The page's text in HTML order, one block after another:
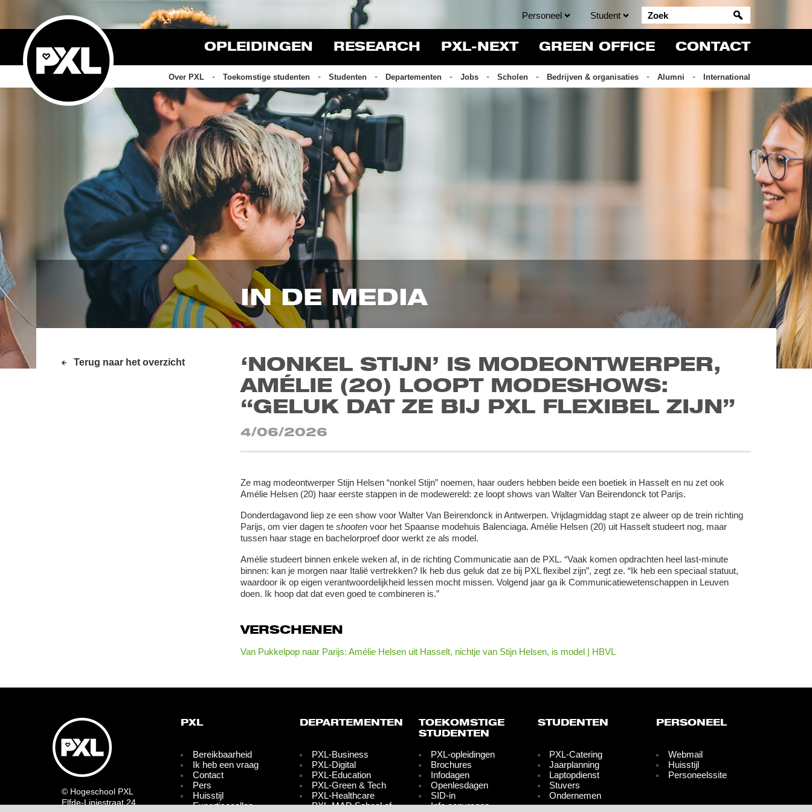
Personeel Student
OPLEIDINGEN RESEARCH PXL-NEXT GREEN OFFICE CONTACT
Over PXL Toekomstige studenten Studenten Departementen Jobs Scholen Bedrijven & organisaties Alumni International
IN DE MEDIA
Terug naar het overzicht
‘NONKEL STIJN’ IS MODEONTWERPER,
AMÉLIE (20) LOOPT MODESHOWS:
“GELUK DAT ZE BIJ PXL FLEXIBEL ZIJN”
4/06/2026
Ze mag modeontwerper Stijn Helsen “nonkel Stijn” noemen, haar ouders hebben beide een boetiek in Hasselt en nu zet ook
Amélie Helsen (20) haar eerste stappen in de modewereld: ze loopt shows van Walter Van Beirendonck tot Parijs.
Donderdagavond liep ze een show voor Walter Van Beirendonck in Antwerpen. Vrijdagmiddag stapt ze alweer op de trein richting
Parijs, om vier dagen te shootenvoor het Spaanse modehuis Balenciaga. Amélie Helsen (20) uit Hasselt studeert nog, maar
tussen haar stage en bachelorproef door werkt ze als model.
Amélie studeert binnen enkele weken af, in de richting Communicatie aan de PXL. “Vaak komen opdrachten heel last-minute
binnen: kan je morgen naar Italië vertrekken? Ik heb dus geluk dat ze bij PXL flexibel zijn”, zegt ze. “Ik heb een speciaal statuut,
waardoor ik op eigen verantwoordelijkheid lessen mocht missen. Volgend jaar ga ik Communicatiewetenschappen in Leuven
doen. Ik hoop dat dat even goed te combineren is.”
VERSCHENEN
Van Pukkelpop naar Parijs: Amélie Helsen uit Hasselt, nichtje van Stijn Helsen, is model | HBVL
© Hogeschool PXL
Elfde-Liniestraat 24
PXL
Bereikbaarheid
Ik heb een vraag
Contact
Pers
Huisstijl
Expertisecellen
DEPARTEMENTEN
PXL-Business
PXL-Digital
PXL-Education
PXL-Green & Tech
PXL-Healthcare
PXL-MAD School of
TOEKOMSTIGE
STUDENTEN
PXL-opleidingen
Brochures
Infodagen
Openlesdagen
SID-in
Info aanvragen
STUDENTEN
PXL-Catering
Jaarplanning
Laptopdienst
Stuvers
Ondernemen
PERSONEEL
Webmail
Huisstijl
Personeelssite